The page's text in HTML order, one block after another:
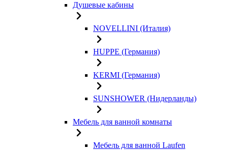
Душевые кабины
NOVELLINI (Италия)
HUPPE (Германия)
KERMI (Германия)
SUNSHOWER (Нидерланды)
Мебель для ванной комнаты
Мебель для ванной Laufen